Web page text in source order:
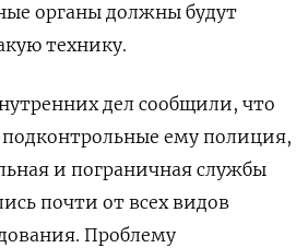
органы должны будут
технику.
дел сообщили, что
ему полиция,
и пограничная службы
почти от всех видов
Проблему